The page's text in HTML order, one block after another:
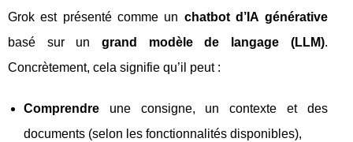
Grok est présenté comme un chatbot d’IA générative
basé sur un grand modèle de langage (LLM).
Concrètement, cela signifie qu’il peut :
Comprendre une consigne, un contexte et des
documents (selon les fonctionnalités disponibles),